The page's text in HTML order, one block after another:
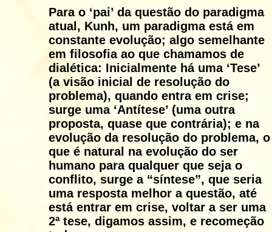
Para o ‘pai’ da questão do paradigma
atual, Kunh, um paradigma está em
constante evolução; algo semelhante
em filosofia ao que chamamos de
dialética: Inicialmente há uma ‘Tese’
(a visão inicial de resolução do
problema), quando entra em crise;
surge uma ‘Antítese’ (uma outra
proposta, quase que contrária); e na
evolução da resolução do problema, o
que é natural na evolução do ser
humano para qualquer que seja o
conflito, surge a “síntese”, que seria
uma resposta melhor a questão, até
está entrar em crise, voltar a ser uma
2ª tese, digamos assim, e recomeção